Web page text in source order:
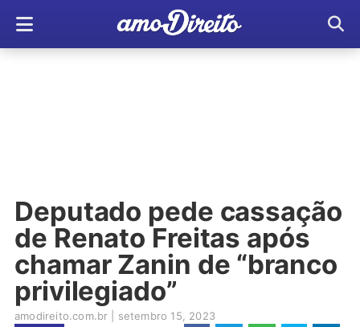
Deputado pede cassação
de Renato Freitas após
chamar Zanin de “branco
privilegiado”
amodireito.com.br setembro 15, 2023